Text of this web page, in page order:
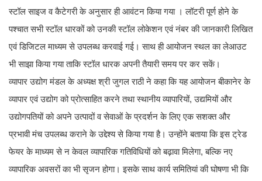
स्टॉल साइज व कैटेगरी के अनुसार ही आवंटन किया गया । लॉटरी पूर्ण होने के
पश्चात सभी स्टॉल धारकों को उनकी स्टॉल लोकेशन एवं नंबर की जानकारी लिखित
एवं डिजिटल माध्यम से उपलब्ध करवाई गई। साथ ही आयोजन स्थल का लेआउट
भी साझा किया गया ताकि स्टॉल धारक अपनी तैयारी समय पर कर सकें।
व्यापार उद्योग मंडल के अध्यक्ष श्री जुगल राठी ने कहा कि यह आयोजन बीकानेर के
व्यापार एवं उद्योग को प्रोत्साहित करने तथा स्थानीय व्यापारियों, उद्यमियों और
उद्योगपतियों को अपने उत्पादों व सेवाओं के प्रदर्शन के लिए एक सशक्त और
प्रभावी मंच उपलब्ध कराने के उद्देश्य से किया गया है। उन्होंने बताया कि इस ट्रेड
फेयर के माध्यम से न केवल व्यापारिक गतिविधियों को बढ़ावा मिलेगा, बल्कि नए
व्यापारिक अवसरों का भी सृजन होगा। इसके साथ कार्य समितियां की घोषणा भी कि